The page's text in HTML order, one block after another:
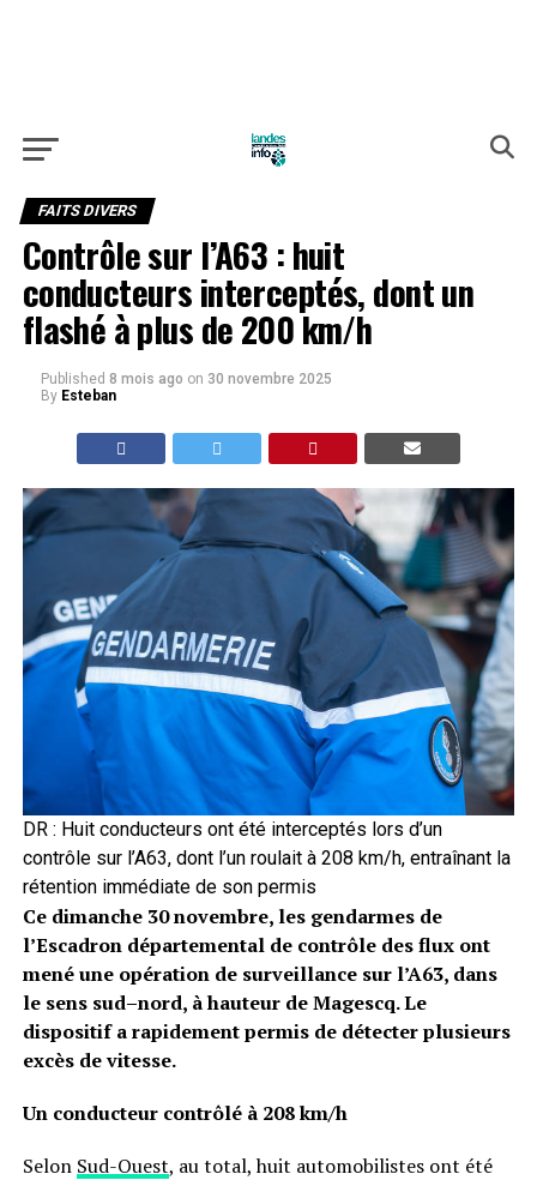
FAITS DIVERS
Contrôle sur l’A63 : huit
conducteurs interceptés, dont un
flashé à plus de 200 km/h
Published 8 mois ago on 30 novembre 2025
By Esteban
DR : Huit conducteurs ont été interceptés lors d’un
contrôle sur l’A63, dont l’un roulait à 208 km/h, entraînant la
rétention immédiate de son permis
Ce dimanche 30 novembre, les gendarmes de
l’Escadron départemental de contrôle des flux ont
mené une opération de surveillance sur l’A63, dans
le sens sud–nord, à hauteur de Magescq. Le
dispositif a rapidement permis de détecter plusieurs
excès de vitesse.
Un conducteur contrôlé à 208 km/h
Selon Sud-Ouest, au total, huit automobilistes ont été